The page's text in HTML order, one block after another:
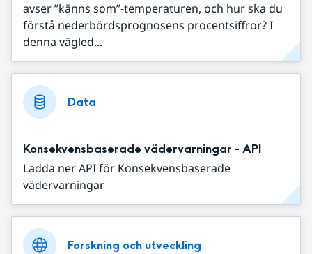
avser ”känns som”-temperaturen, och hur ska du
förstå nederbördsprognosens procentsiffror? I
denna vägled...
Data
Konsekvensbaserade vädervarningar - API
Ladda ner API för Konsekvensbaserade
vädervarningar
Forskning och utveckling